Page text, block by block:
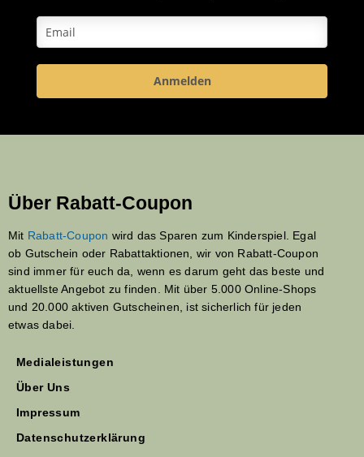
Anmelden
Über Rabatt-Coupon
Mit Rabatt-Coupon wird das Sparen zum Kinderspiel. Egal
ob Gutschein oder Rabattaktionen, wir von Rabatt-Coupon
sind immer für euch da, wenn es darum geht das beste und
aktuellste Angebot zu finden. Mit über 5.000 Online-Shops
und 20.000 aktiven Gutscheinen, ist sicherlich für jeden
etwas dabei.
Medialeistungen
Über Uns
Impressum
Datenschutzerklärung